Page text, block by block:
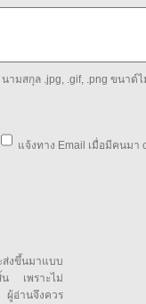
นามสกุล .jpg, .gif, .png ขนาด์ไ
แจ้งทาง Email เมื่อมีคนมา
งขึ้นมาแบบ
น เพราะไม่
ผู้อ่านจึงควร